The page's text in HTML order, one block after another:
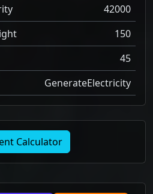
42000
150
45
GenerateElectricity
Calculator